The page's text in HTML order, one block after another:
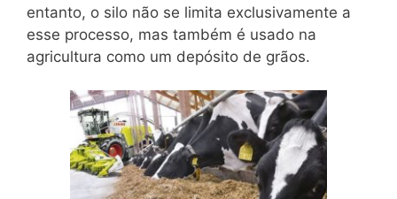
entanto, o silo não se limita exclusivamente a
esse processo, mas também é usado na
agricultura como um depósito de grãos.